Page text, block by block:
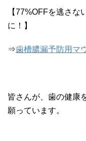
【77%OFFを逃さな
に！】
⇒歯槽膿漏予防用マ
皆さんが、歯の健康
願っています。